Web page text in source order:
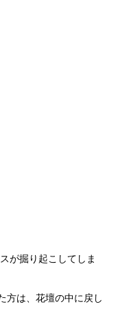
が掘り起こしてしま
方は、花壇の中に戻し